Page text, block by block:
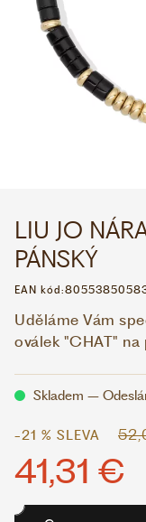
KONTAKT
LIU JO
PÁNSKÝ
EAN kód:
Uděláme Vám
oválek "CHAT"
Skladem –
-21 % SLEVA
41,31 €